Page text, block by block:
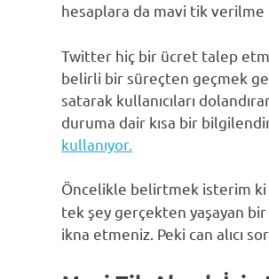
hesaplara da mavi tik verilme
Twitter hiç bir ücret talep
belirli bir süreçten geçmek
satarak kullanıcıları
duruma dair kısa bir
kullanıyor.
Öncelikle belirtmek isterim
tek şey gerçekten yaşayan
ikna etmeniz. Peki can alıcı